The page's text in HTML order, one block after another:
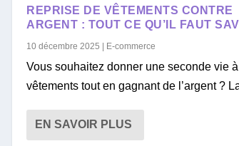
REPRISE DE VÊTEMENTS CONTRE
ARGENT : TOUT CE QU’IL FAUT
10 décembre 2025 E-commerce
Vous souhaitez donner une seconde vie
vêtements tout en gagnant de l’argent ?
EN SAVOIR PLUS